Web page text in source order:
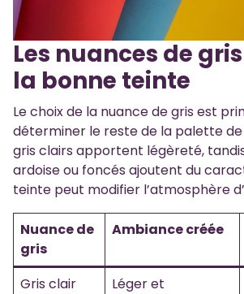
Les nuances de
la bonne teinte
Le choix de la nuance de gris est
déterminer le reste de la palette de
gris clairs apportent légèreté,
ardoise ou foncés ajoutent du
teinte peut modifier l’atmosphère
Nuance de
gris
Ambiance créée
Gris clair
Léger et